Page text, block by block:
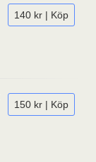
140 kr | Köp
150 kr | Köp